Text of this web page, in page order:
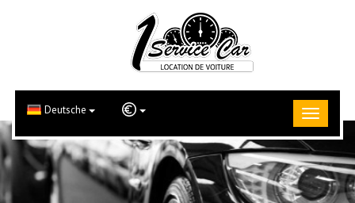
Deutsche